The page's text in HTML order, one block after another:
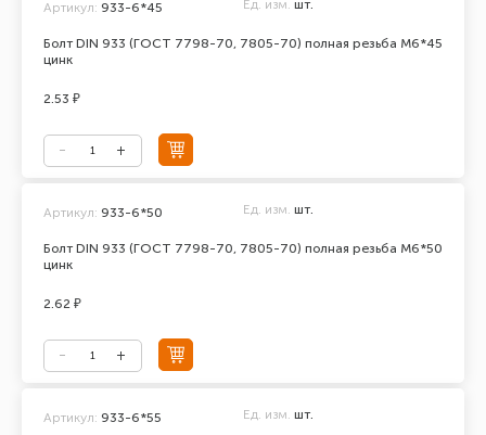
Болт DIN 933 (ГОСТ 7798-70, 7805-70) полная резьба М6*45
цинк
Артикул: 933-6*45 Ед. изм. шт.
2.53 ₽
Болт DIN 933 (ГОСТ 7798-70, 7805-70) полная резьба М6*50
цинк
Артикул: 933-6*50 Ед. изм. шт.
2.62 ₽
Артикул: 933-6*55 Ед. изм. шт.